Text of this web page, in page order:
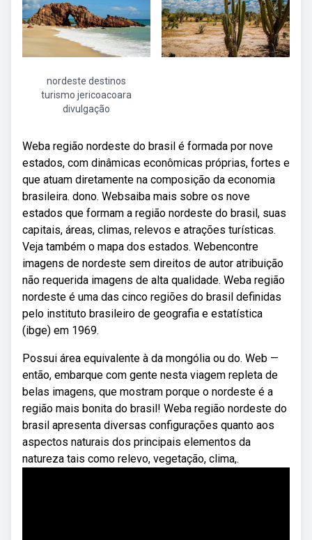
nordeste destinos
turismo jericoacoara
divulgação
Weba região nordeste do brasil é formada por nove
estados, com dinâmicas econômicas próprias, fortes e
que atuam diretamente na composição da economia
brasileira. dono. Websaiba mais sobre os nove
estados que formam a região nordeste do brasil, suas
capitais, áreas, climas, relevos e atrações turísticas.
Veja também o mapa dos estados. Webencontre
imagens de nordeste sem direitos de autor atribuição
não requerida imagens de alta qualidade. Weba região
nordeste é uma das cinco regiões do brasil definidas
pelo instituto brasileiro de geografia e estatística
(ibge) em 1969.
Possui área equivalente à da mongólia ou do. Web —
então, embarque com gente nesta viagem repleta de
belas imagens, que mostram porque o nordeste é a
região mais bonita do brasil! Weba região nordeste do
brasil apresenta diversas configurações quanto aos
aspectos naturais dos principais elementos da
natureza tais como relevo, vegetação, clima,.